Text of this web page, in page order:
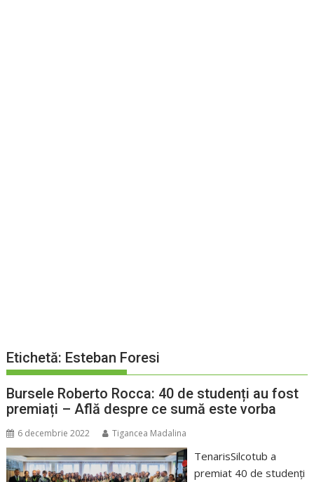
Etichetă: Esteban Foresi
Bursele Roberto Rocca: 40 de studenți au fost
premiați – Află despre ce sumă este vorba
6 decembrie 2022 Tigancea Madalina
TenarisSilcotub a
premiat 40 de studenți